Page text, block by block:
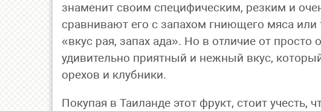
знаменит своим специфическим, резким и
сравнивают его с запахом гниющего мяса
«вкус рая, запах ада». Но в отличие от просто
удивительно приятный и нежный вкус,
орехов и клубники.
Покупая в Таиланде этот фрукт, стоит учесть,